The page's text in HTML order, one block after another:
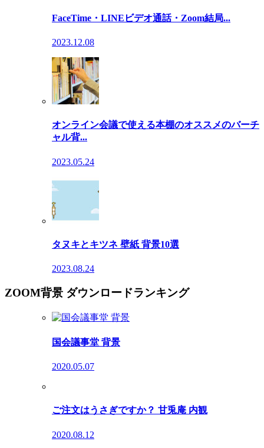
FaceTime・LINEビデオ通話・Zoom結局...
2023.12.08
オンライン会議で使える本棚のオススメのバーチ
ャル背...
2023.05.24
タヌキとキツネ 壁紙 背景10選
2023.08.24
ZOOM背景 ダウンロードランキング
国会議事堂 背景
2020.05.07
ご注文はうさぎですか？ 甘兎庵 内観
2020.08.12